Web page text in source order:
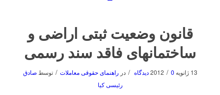
قانون وضعیت ثبتی اراضی و
ساختمانهای فاقد سند رسمی
13 ژانویه 2012 / 0 دیدگاه / در راهنمای حقوقی معاملات / توسطصادق
رئیسی کیا